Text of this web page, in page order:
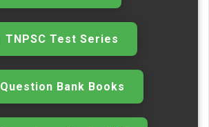
TNPSC Test Series
Question Bank Books